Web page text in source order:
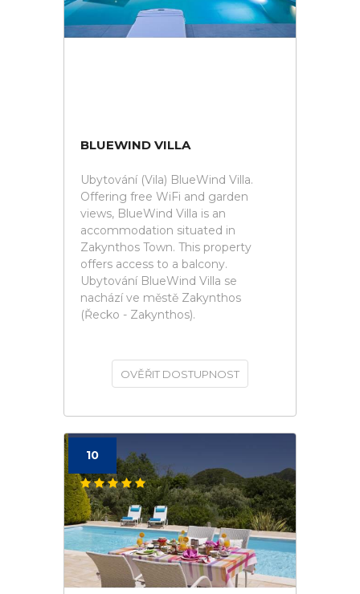
BLUEWIND VILLA
Ubytování (Vila) BlueWind Villa.
Offering free WiFi and garden
views, BlueWind Villa is an
accommodation situated in
Zakynthos Town. This property
offers access to a balcony.
Ubytování BlueWind Villa se
nachází ve městě Zakynthos
(Řecko - Zakynthos).
OVĚŘIT DOSTUPNOST
10